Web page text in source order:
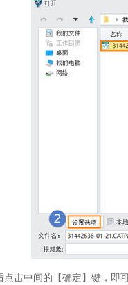
击中间的【确定】键，